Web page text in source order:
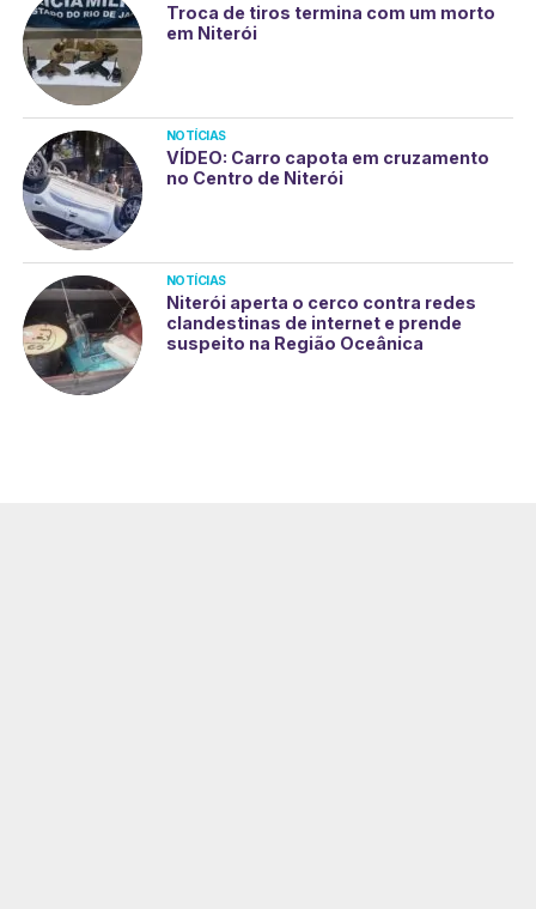
Troca de tiros termina com um morto
em Niterói
NOTÍCIAS
VÍDEO: Carro capota em cruzamento
no Centro de Niterói
NOTÍCIAS
Niterói aperta o cerco contra redes
clandestinas de internet e prende
suspeito na Região Oceânica